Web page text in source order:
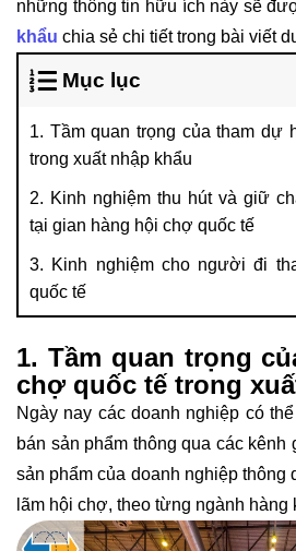
những thông tin hữu ích này sẽ
khẩu chia sẻ chi tiết trong bài viết
Mục lục
1. Tầm quan trọng của tham dự
trong xuất nhập khẩu
2. Kinh nghiệm thu hút và giữ
tại gian hàng hội chợ quốc tế
3. Kinh nghiệm cho người đi
quốc tế
1. Tầm quan trọng
chợ quốc tế trong
Ngày nay các doanh nghiệp có
bán sản phẩm thông qua các
sản phẩm của doanh nghiệp thông
lãm hội chợ, theo từng ngành hàng